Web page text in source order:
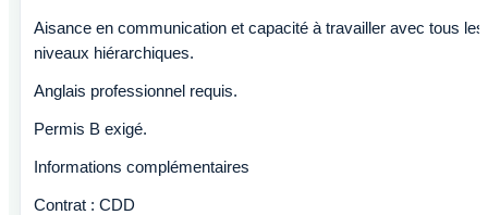
Aisance en communication et capacité à travailler avec tous les
niveaux hiérarchiques.
Anglais professionnel requis.
Permis B exigé.
Informations complémentaires
Contrat : CDD